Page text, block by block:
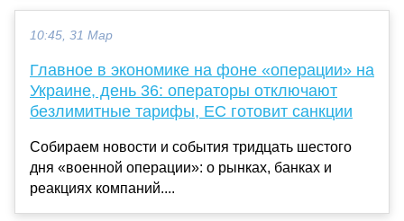
10:45, 31 Мар
Главное в экономике на фоне «операции» на
Украине, день 36: операторы отключают
безлимитные тарифы, ЕС готовит санкции
Собираем новости и события тридцать шестого
дня «военной операции»: о рынках, банках и
реакциях компаний....